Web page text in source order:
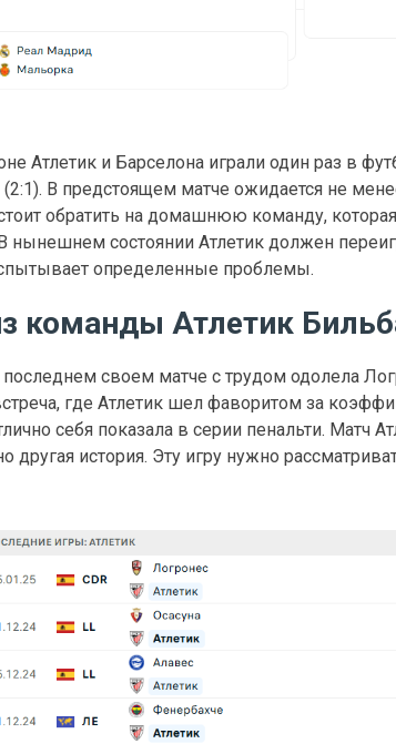
Атлетик и Барселона играли один раз в
В предстоящем матче ожидается не
обратить на домашнюю команду,
нынешнем состоянии Атлетик должен
определенные проблемы.
команды Атлетик
своем матче с трудом одолела
где Атлетик шел фаворитом за
себя показала в серии пенальти. Матч
другая история. Эту игру нужно